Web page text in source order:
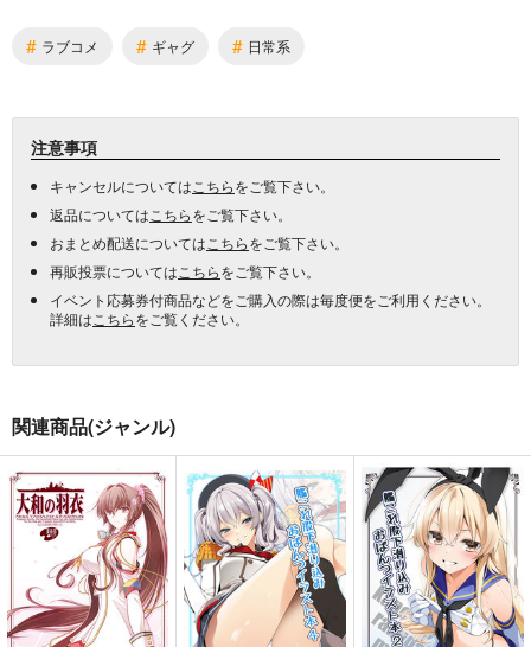
# ラブコメ # ギャグ # 日常系
注意事項
キャンセルについては こちらをご覧下さい。
返品については こちらをご覧下さい。
おまとめ配送については こちらをご覧下さい。
再販投票については こちらをご覧下さい。
イベント応募券付商品などをご購入の際は毎度便をご利用ください。
詳細は こちらをご覧ください。
関連商品(ジャンル)